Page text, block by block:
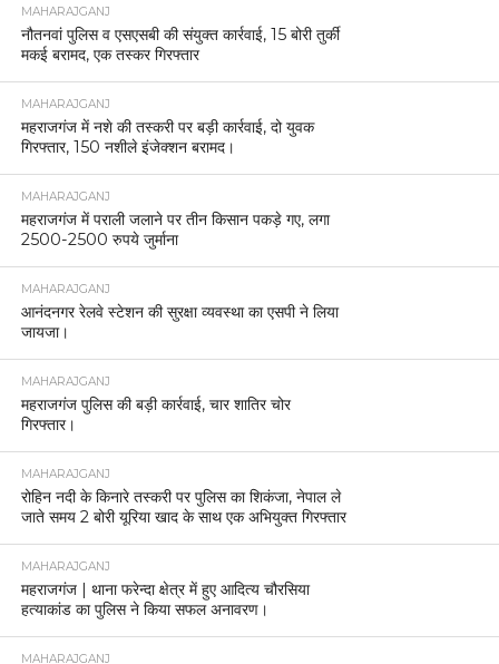
MAHARAJGANJ
नौतनवां पुलिस व एसएसबी की संयुक्त कार्रवाई, 15 बोरी तुर्की
मकई बरामद, एक तस्कर गिरफ्तार
MAHARAJGANJ
महराजगंज में नशे की तस्करी पर बड़ी कार्रवाई, दो युवक
गिरफ्तार, 150 नशीले इंजेक्शन बरामद।
MAHARAJGANJ
महराजगंज में पराली जलाने पर तीन किसान पकड़े गए, लगा
2500-2500 रुपये जुर्माना
MAHARAJGANJ
आनंदनगर रेलवे स्टेशन की सुरक्षा व्यवस्था का एसपी ने लिया
जायजा।
MAHARAJGANJ
महराजगंज पुलिस की बड़ी कार्रवाई, चार शातिर चोर
गिरफ्तार।
MAHARAJGANJ
रोहिन नदी के किनारे तस्करी पर पुलिस का शिकंजा, नेपाल ले
जाते समय 2 बोरी यूरिया खाद के साथ एक अभियुक्त गिरफ्तार
MAHARAJGANJ
महराजगंज | थाना फरेन्दा क्षेत्र में हुए आदित्य चौरसिया
हत्याकांड का पुलिस ने किया सफल अनावरण।
MAHARAJGANJ